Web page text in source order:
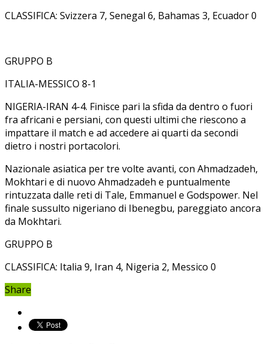
CLASSIFICA: Svizzera 7, Senegal 6, Bahamas 3, Ecuador 0
GRUPPO B
ITALIA-MESSICO 8-1
NIGERIA-IRAN 4-4. Finisce pari la sfida da dentro o fuori
fra africani e persiani, con questi ultimi che riescono a
impattare il match e ad accedere ai quarti da secondi
dietro i nostri portacolori.
Nazionale asiatica per tre volte avanti, con Ahmadzadeh,
Mokhtari e di nuovo Ahmadzadeh e puntualmente
rintuzzata dalle reti di Tale, Emmanuel e Godspower. Nel
finale sussulto nigeriano di Ibenegbu, pareggiato ancora
da Mokhtari.
GRUPPO B
CLASSIFICA: Italia 9, Iran 4, Nigeria 2, Messico 0
Share